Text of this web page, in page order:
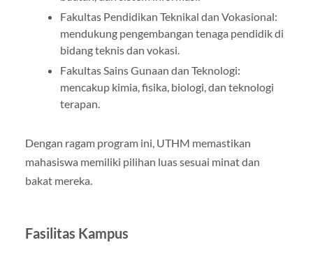
Fakultas Pendidikan Teknikal dan Vokasional:
mendukung pengembangan tenaga pendidik di
bidang teknis dan vokasi.
Fakultas Sains Gunaan dan Teknologi:
mencakup kimia, fisika, biologi, dan teknologi
terapan.
Dengan ragam program ini, UTHM memastikan
mahasiswa memiliki pilihan luas sesuai minat dan
bakat mereka.
Fasilitas Kampus